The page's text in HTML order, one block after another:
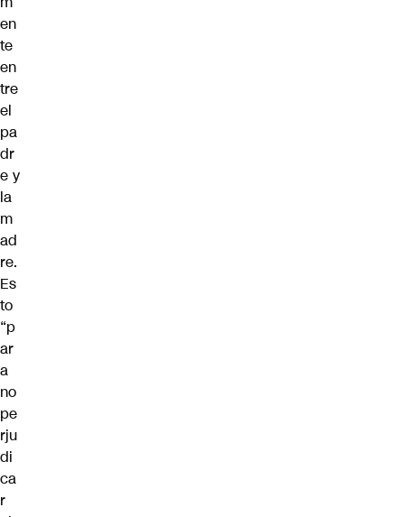
en
te
en
tre
el
pa
dr
e y
la
m
ad
re.
Es
to
“p
ar
a
no
pe
rju
di
ca
r